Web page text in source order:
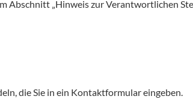
Abschnitt „Hinweis zur Verantwortlichen
die Sie in ein Kontaktformular eingeben.